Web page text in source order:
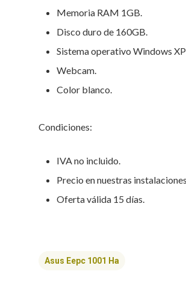
Memoria RAM 1GB.
Disco duro de 160GB.
Sistema operativo Windows
Webcam.
Color blanco.
Condiciones:
IVA no incluido.
Precio en nuestras
Oferta válida 15 días.
Asus Eepc 1001 Ha